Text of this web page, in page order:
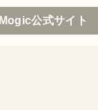
Mogic公式サイト